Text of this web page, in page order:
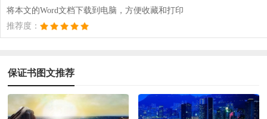
将本文的Word文档下载到电脑，方便收藏和打印
推荐度：
保证书图文推荐